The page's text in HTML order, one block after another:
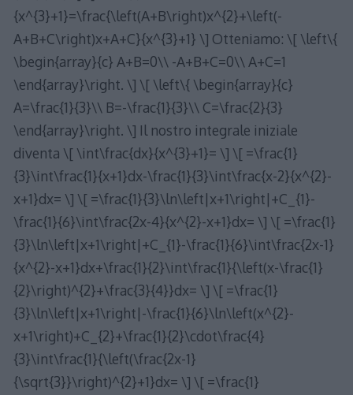
{x^{3}+1}=\frac{\left(A+B\right)x^{2}+\left(-
A+B+C\right)x+A+C}{x^{3}+1} \] Otteniamo: \[ \left\{
\begin{array}{c} A+B=0\\ -A+B+C=0\\ A+C=1
\end{array}\right. \] \[ \left\{ \begin{array}{c}
A=\frac{1}{3}\\ B=-\frac{1}{3}\\ C=\frac{2}{3}
\end{array}\right. \] Il nostro integrale iniziale
diventa \[ \int\frac{dx}{x^{3}+1}= \] \[ =\frac{1}
{3}\int\frac{1}{x+1}dx-\frac{1}{3}\int\frac{x-2}{x^{2}-
x+1}dx= \] \[ =\frac{1}{3}\ln\left|x+1\right|+C_{1}-
\frac{1}{6}\int\frac{2x-4}{x^{2}-x+1}dx= \] \[ =\frac{1}
{3}\ln\left|x+1\right|+C_{1}-\frac{1}{6}\int\frac{2x-1}
{x^{2}-x+1}dx+\frac{1}{2}\int\frac{1}{\left(x-\frac{1}
{2}\right)^{2}+\frac{3}{4}}dx= \] \[ =\frac{1}
{3}\ln\left|x+1\right|-\frac{1}{6}\ln\left(x^{2}-
x+1\right)+C_{2}+\frac{1}{2}\cdot\frac{4}
{3}\int\frac{1}{\left(\frac{2x-1}
{\sqrt{3}}\right)^{2}+1}dx= \] \[ =\frac{1}